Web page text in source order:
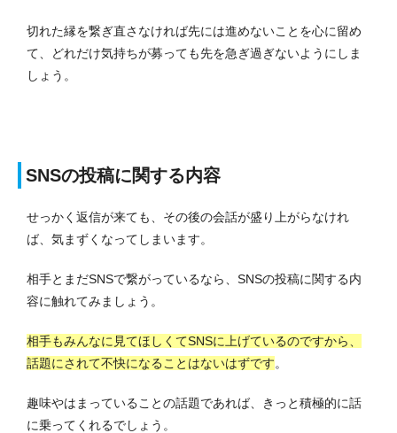
切れた縁を繋ぎ直さなければ先には進めないことを心に留め
て、どれだけ気持ちが募っても先を急ぎ過ぎないようにしま
しょう。
SNSの投稿に関する内容
せっかく返信が来ても、その後の会話が盛り上がらなけれ
ば、気まずくなってしまいます。
相手とまだSNSで繋がっているなら、SNSの投稿に関する内
容に触れてみましょう。
相手もみんなに見てほしくてSNSに上げているのですから、
話題にされて不快になることはないはずです。
趣味やはまっていることの話題であれば、きっと積極的に話
に乗ってくれるでしょう。